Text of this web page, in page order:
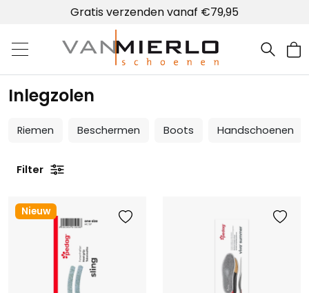
Gratis verzenden vanaf €79,95
Home | Van Mierlo schoenen
Inlegzolen
Riemen Beschermen Boots Handschoenen
Filter
Nieuw